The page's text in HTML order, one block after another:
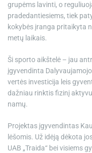
grupėms lavinti, o
pradedantiesiems, tiek
kokybės įranga pritaikyta
metų laikais.
Ši sporto aikštelė – jau
įgyvendinta
vertės investicija leis
dažniau rinktis fizinį
namų.
Projektas įgyvendintas
lėšomis. Už idėją dėkota
UAB „Traida“ bei visiems